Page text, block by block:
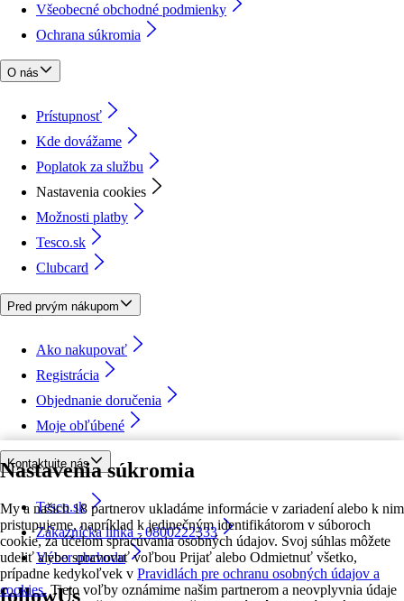
Nastavenia súkromia
My a našich 18 partnerov ukladáme informácie v zariadení alebo k nim
pristupujeme, napríklad k jedinečným identifikátorom v súboroch
cookie, za účelom spracúvania osobných údajov. Svoj súhlas môžete
udeliť alebo spravovať voľbou Prijať alebo Odmietnuť všetko,
prípadne kedykoľvek v Pravidlách pre ochranu osobných údajov a
cookies. Tieto voľby oznámime našim partnerom a neovplyvnia údaje
Všeobecné obchodné podmienky
Ochrana súkromia
O nás
Prístupnosť
Kde dovážame
Poplatok za službu
Nastavenia cookies
Možnosti platby
Tesco.sk
Clubcard
Pred prvým nákupom
Ako nakupovať
Registrácia
Objednanie doručenia
Moje obľúbené
Kontaktujte nás
Tesco.sk
Zákaznícka linka - 0800222333
Výber obchodu
followUs